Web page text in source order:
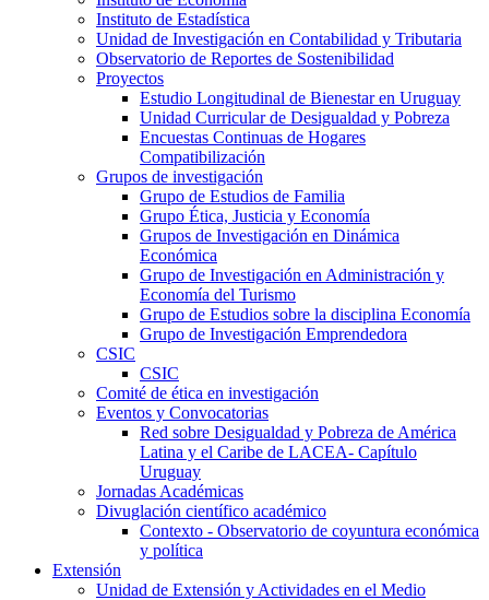
Instituto de Estadística
Unidad de Investigación en Contabilidad y Tributaria
Observatorio de Reportes de Sostenibilidad
Proyectos
Estudio Longitudinal de Bienestar en Uruguay
Unidad Curricular de Desigualdad y Pobreza
Encuestas Continuas de Hogares
Compatibilización
Grupos de investigación
Grupo de Estudios de Familia
Grupo Ética, Justicia y Economía
Grupos de Investigación en Dinámica
Económica
Grupo de Investigación en Administración y
Economía del Turismo
Grupo de Estudios sobre la disciplina Economía
Grupo de Investigación Emprendedora
CSIC
CSIC
Comité de ética en investigación
Eventos y Convocatorias
Red sobre Desigualdad y Pobreza de América
Latina y el Caribe de LACEA- Capítulo
Uruguay
Jornadas Académicas
Divuglación científico académico
Contexto - Observatorio de coyuntura económica
y política
Extensión
Unidad de Extensión y Actividades en el Medio